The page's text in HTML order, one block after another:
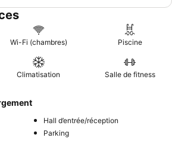
Wi-Fi (chambres) Piscine
Climatisation Salle de fitness
Hall d’entrée/réception
Parking